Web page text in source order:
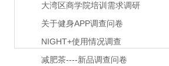
大湾区商学院培训需求调研
关于健身APP调查问卷
NIGHT+使用情况调查
减肥茶----新品调查问卷